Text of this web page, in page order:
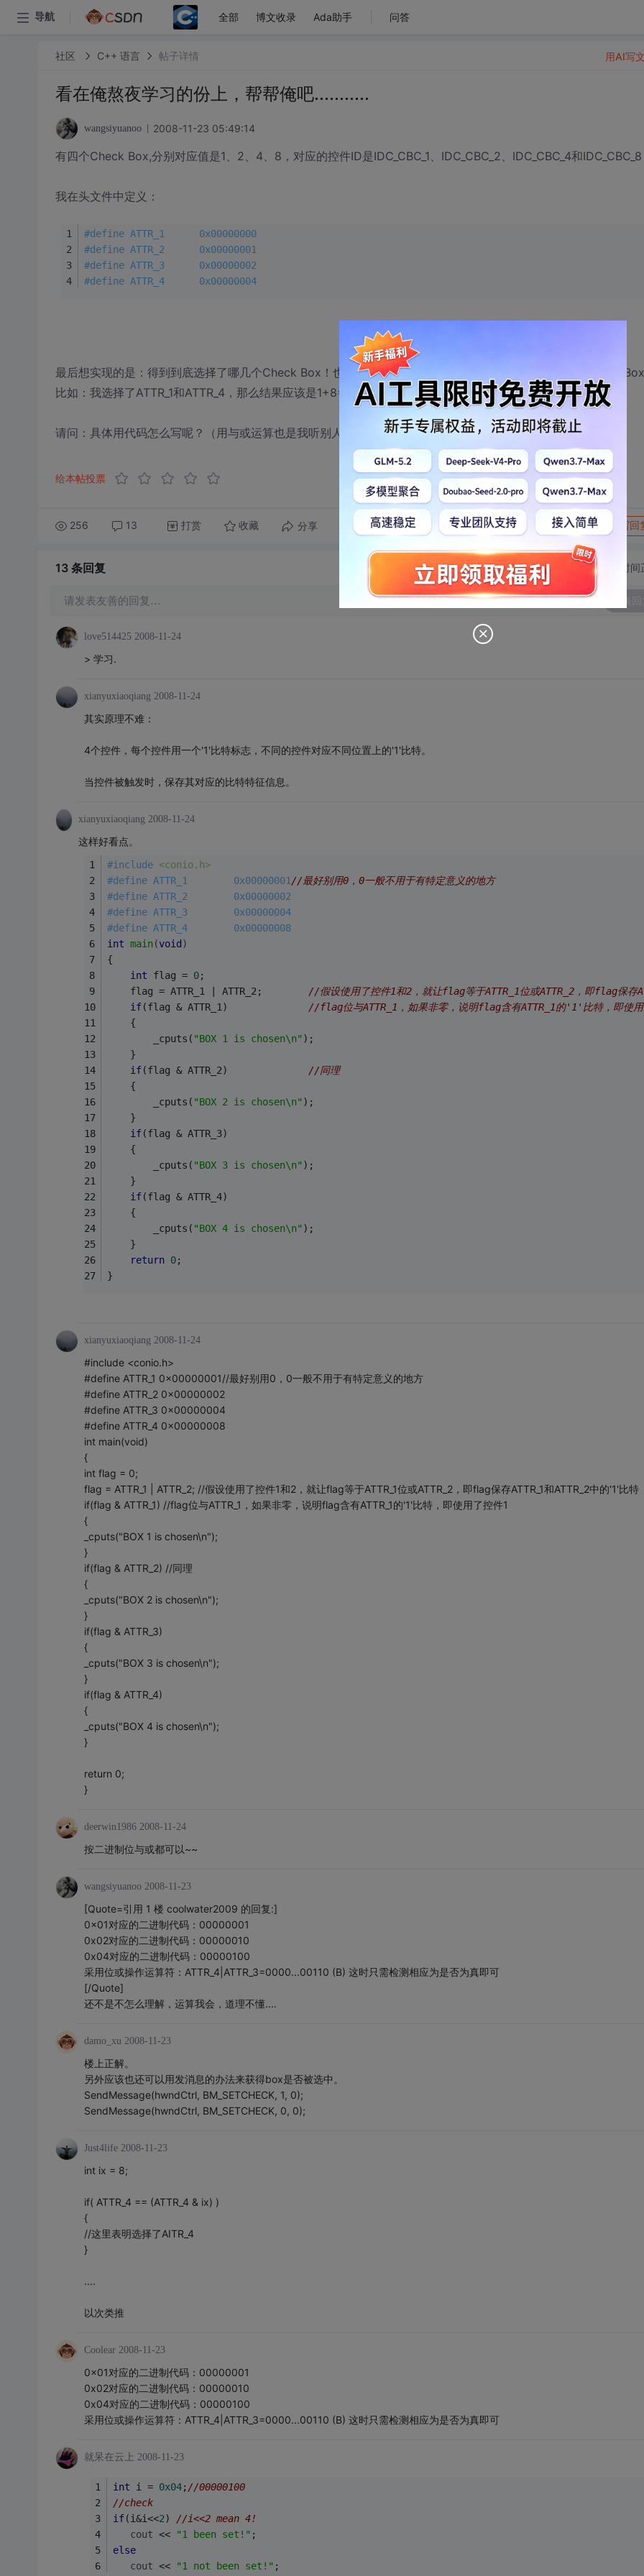
导航 全部 博文收录 Ada助手 问答
社区 C++ 语言 帖子详情
看在俺熬夜学习的份上，帮帮俺吧...........
wangsiyuanoo 2008-11-23 05:49:14
有四个Check Box,分别对应值是1、2、4、8，对应的控件ID是IDC_CBC_1、IDC_CBC_2、IDC_CBC_4和IDC_CBC_8
我在头文件中定义：
#define
ATTR_1		0x00000000
#define
ATTR_2		0x00000001
#define
ATTR_3		0x00000002
#define ATTR_4		0x00000004
最后想实现的是：得到到底选择了哪几个Check Box！也就是用与或运算来求得一个结果表示选择了哪些Check Box
比如：我选择了ATTR_1和ATTR_4，那么结果应该是1+8=9来表示选择了这两个Check Box，以此类推。
请问：具体用代码怎么写呢？（用与或运算也是我听别人说的，开始我并不知道要这么做。）
给本帖投票
256 13 打赏 收藏 分享 转发到动态 举报 写回
用AI写
13 条回复 切换为时间
请发表友善的回复…
love514425 2008-11-24
> 学习.
xianyuxiaoqiang 2008-11-24
其实原理不难：
4个控件，每个控件用一个'1'比特标志，不同的控件对应不同位置上的'1'比特。
当控件被触发时，保存其对应的比特特征信息。
xianyuxiaoqiang 2008-11-24
这样好看点。
#include <conio.h>
#define ATTR_1        0x00000001//最好别用0，0一般不用于有特定意义的地方
#define ATTR_2        0x00000002
#define ATTR_3        0x00000004
#define ATTR_4        0x00000008
int main(void )
{
int flag = 0;
	flag = ATTR_1 | ATTR_2;
//假设使用了控件1和2，就让flag等于ATTR_1位或ATTR_2，即flag保存
if(flag & ATTR_1) //flag位与ATTR_1，如果非零，说明flag含有ATTR_1的'1'比特，即使用
	{
		_cputs(
"BOX 1 is chosen\n" );
	}
if(flag & ATTR_2) //同理
	{
		_cputs(
"BOX 2 is chosen\n" );
	}
if(flag & ATTR_3)
	{
		_cputs(
"BOX 3 is chosen\n" );
	}
if(flag & ATTR_4)
	{
		_cputs(
"BOX 4 is chosen\n" );
	}
return 0;
}
xianyuxiaoqiang 2008-11-24
#include <conio.h>
#define ATTR_1 0x00000001//最好别用0，0一般不用于有特定意义的地方
#define ATTR_2 0x00000002
#define ATTR_3 0x00000004
#define ATTR_4 0x00000008
int main(void)
{
int flag = 0;
flag = ATTR_1 | ATTR_2; //假设使用了控件1和2，就让flag等于ATTR_1位或ATTR_2，即flag保存ATTR_1和ATTR_2中的'1'比特
if(flag & ATTR_1) //flag位与ATTR_1，如果非零，说明flag含有ATTR_1的'1'比特，即使用了控件1
{
_cputs("BOX 1 is chosen\n");
}
if(flag & ATTR_2) //同理
{
_cputs("BOX 2 is chosen\n");
}
if(flag & ATTR_3)
{
_cputs("BOX 3 is chosen\n");
}
if(flag & ATTR_4)
{
_cputs("BOX 4 is chosen\n");
}
return 0;
}
deerwin1986 2008-11-24
按二进制位与或都可以~~
wangsiyuanoo 2008-11-23
[Quote=引用 1 楼 coolwater2009 的回复:]
0x01对应的二进制代码：00000001
0x02对应的二进制代码：00000010
0x04对应的二进制代码：00000100
采用位或操作运算符：ATTR_4|ATTR_3=0000...00110 (B) 这时只需检测相应为是否为真即可
[/Quote]
还不是不怎么理解，运算我会，道理不懂....
damo_xu 2008-11-23
楼上正解。
另外应该也还可以用发消息的办法来获得box是否被选中。
SendMessage(hwndCtrl, BM_SETCHECK, 1, 0);
SendMessage(hwndCtrl, BM_SETCHECK, 0, 0);
Just4life 2008-11-23
int ix = 8;
if( ATTR_4 == (ATTR_4 & ix) )
{
//这里表明选择了AITR_4
}
....
以次类推
Coolear 2008-11-23
0x01对应的二进制代码：00000001
0x02对应的二进制代码：00000010
0x04对应的二进制代码：00000100
采用位或操作运算符：ATTR_4|ATTR_3=0000...00110 (B) 这时只需检测相应为是否为真即可
就呆在云上 2008-11-23
int i = 0x04; //00000100
//check
if(i&i<<2) //i<<2 mean 4!
cout << "1 been set!" ;
else
cout << "1 not been set!" ;